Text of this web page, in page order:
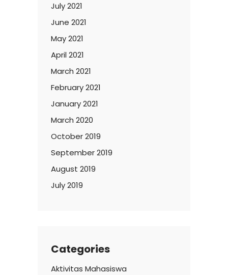
July 2021
June 2021
May 2021
April 2021
March 2021
February 2021
January 2021
March 2020
October 2019
September 2019
August 2019
July 2019
Categories
Aktivitas Mahasiswa